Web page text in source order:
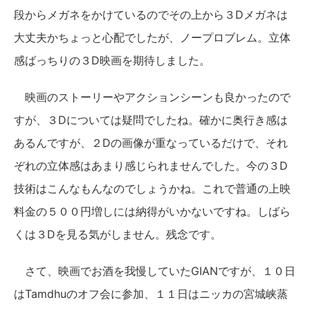
段からメガネをかけているのでその上から３Dメガネは
大丈夫かちょっと心配でしたが、ノープロブレム。立体
感ばっちりの３D映画を期待しました。
映画のストーリーやアクションシーンも良かったので
すが、３Dについては疑問でしたね。確かに奥行き感は
あるんですが、２Dの画像が重なっているだけで、それ
ぞれの立体感はあまり感じられませんでした。今の３D
技術はこんなもんなのでしょうかね。これで普通の上映
料金の５００円増しには納得がいかないですね。しばら
くは３Dを見る気がしません。残念です。
さて、映画でお酒を我慢していたGIANですが、１０日
はTamdhuのオフ会に参加、１１日はニッカの宮城峡蒸